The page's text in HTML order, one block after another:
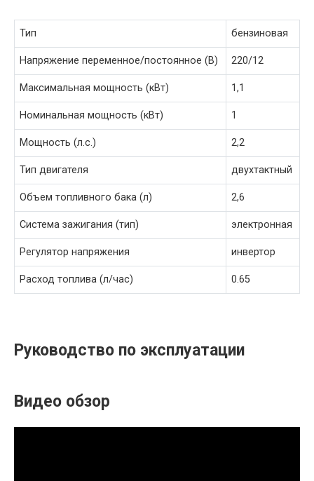
Тип бензиновая
Напряжение переменное/постоянное (В) 220/12
Максимальная мощность (кВт) 1,1
Номинальная мощность (кВт) 1
Мощность (л.с.) 2,2
Тип двигателя двухтактный
Объем топливного бака (л) 2,6
Система зажигания (тип) электронная
Регулятор напряжения инвертор
Расход топлива (л/час) 0.65
Руководство по эксплуатации
Видео обзор